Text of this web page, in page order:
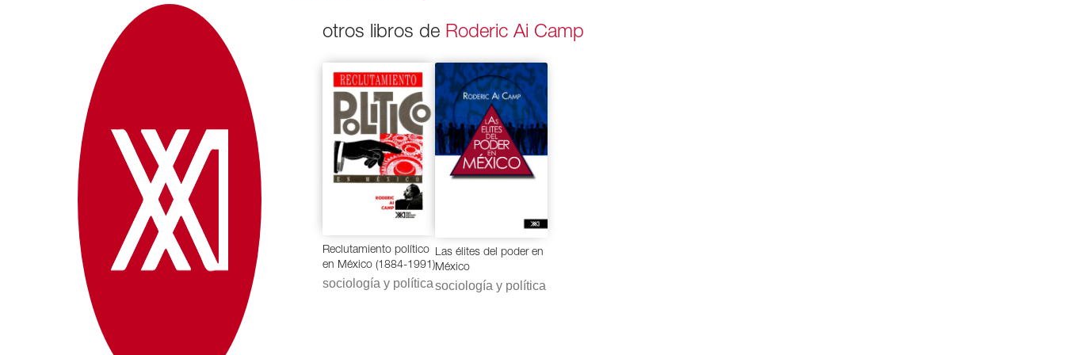
otros libros de Roderic Ai Camp
Reclutamiento político
en México (1884-1991)
sociología y política
Las élites del poder en
México
sociología y política